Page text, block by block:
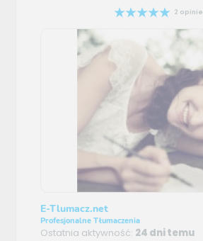
2 opinie
E-Tlumacz.net
Profesjonalne Tłumaczenia
Ostatnia aktywność: 24 dni temu